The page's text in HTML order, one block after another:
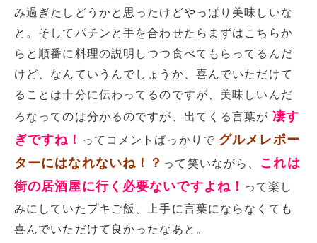
み過ぎたしどうかと思ったけどやっぱり美味しいな
と。そしてパチンと手を合わせたらまずはこちらか
らと順番に料理の説明しつつ食べてもらってるんだ
けど、なんていうんでしょうか、喜んでいただけて
ることは十分に伝わってるのですが、美味しいんだ
ろなってのは分かるのですが、出てくる言葉が 凄す
ぎですね！
ってコメントばっかりで グルメレポー
ターにはなれないね！？ って笑いながら、
これは
街の居酒屋に行く必要ないですよね！ って楽し
みにしていたプキご飯、上手に言葉にならなくても
喜んでいただけて良かったなあと。